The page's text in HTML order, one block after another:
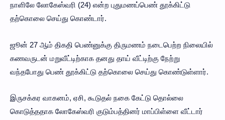
நாளிலே லோகேஸ்வரி (24) என்ற புதுமணப்பெண் தூக்கிட்டு
தற்கொலை செய்து கொண்டார்.
ஜூன் 27 ஆம் திகதி பெண்னுக்கு திருமணம் நடைபெற்ற நிலையில்
கணவருடன் மறுவீட்டிற்காக தனது தாய் வீட்டிற்கு நேற்று
வந்தபோது பெண் தூக்கிட்டு தற்கொலை செய்து கொண்டுள்ளார்.
இருசக்கர வாகனம், ஏசி, கூடுதல் நகை கேட்டு தொல்லை
கொடுத்ததாக லோகேஸ்வரி குடும்பத்தினர் மாப்பிள்ளை வீட்டார்